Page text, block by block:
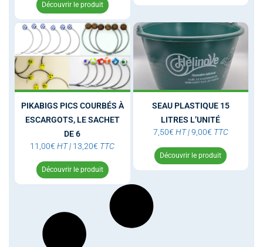
Découvrir le produit
PIKABIGS PICS COURBÉS À
ESCARGOTS, LE SACHET
DE 6
11,00€ HT| 13,20€ TTC
Découvrir le produit
SEAU PLASTIQUE 15
LITRES L’UNITÉ
7,50€ HT | 9,00€ TTC
Découvrir le produit